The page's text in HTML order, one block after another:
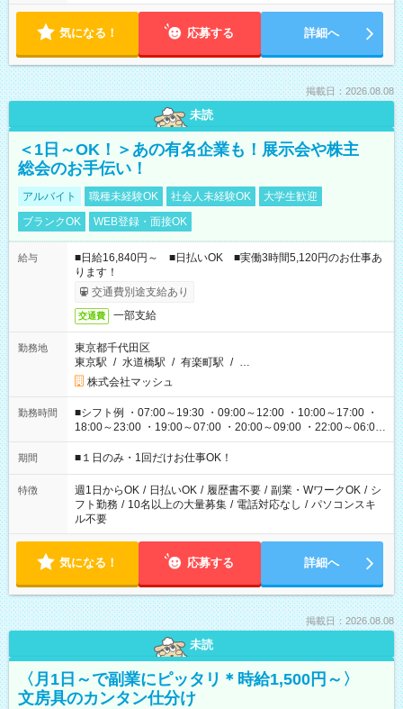
気になる！ 応募する 詳細へ
掲載日：2026.08.08
未読
＜1日～OK！＞あの有名企業も！展示会や株主
総会のお手伝い！
アルバイト 職種未経験OK 社会人未経験OK
大学生歓迎
ブランクOK
WEB登録・面接OK
給与
■日給16,840円～ ■日払いOK ■実働3時間5,120円のお仕事あ
ります！
交通費別途支給あり
交通費 一部支給
勤務地
東京都千代田区
東京駅 / 水道橋駅 / 有楽町駅 / …
株式会社マッシュ
勤務時間
■シフト例 ・07:00～19:30 ・09:00～12:00 ・10:00～17:00 ・
18:00～23:00 ・19:00～07:00 ・20:00～09:00 ・22:00～06:00
etc ★最短で3時間で5,120円のお仕事から 15時間で2万円近く稼
げるお仕事も！ ご希望のお時間に合わせてご紹介！ ※シフトは
ください！
期間 ■１日のみ・1回だけお仕事OK！
特徴 週1日からOK / 日払いOK / 履歴書不要 / 副業・WワークOK / シ
フト勤務 / 10名以上の大量募集 / 電話対応なし / パソコンスキ
ル不要
気になる！ 応募する 詳細へ
掲載日：2026.08.08
未読
〈月1日～で副業にピッタリ＊時給1,500円～〉
文房具のカンタン仕分け